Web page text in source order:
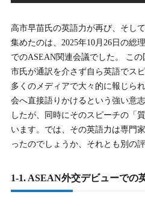
2-2. 2-2. ケーススタディ1：準
対応可能）
2-3. 2-3. ケーススタディ2：即
を選択）
2-4. まとめ：実務対応レ
ない「プロフェッショナル」な
学習の背景を探る
高市早苗氏の英語力が再び、そし
集めたのは、2025年10月26日の総
でのASEAN関連会議でした。 こ
市氏が通訳を介さず自ら英語でス
多くのメディアで大々的に報じら
会へ直接語りかけるという強い意
したが、同時にそのスピーチの「
います。では、その英語力は専門
ったのでしょうか、それとも別の
1-1. ASEAN外交デビューでの